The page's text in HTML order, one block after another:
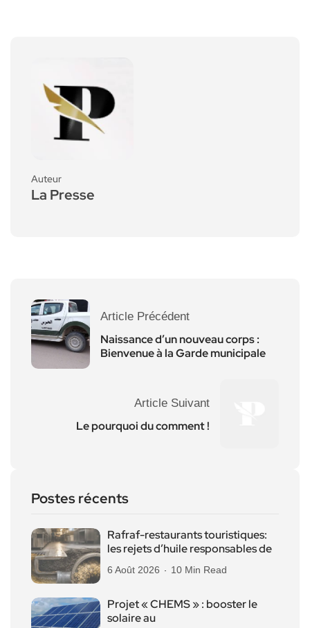
Auteur
La Presse
Article Précédent
Naissance d’un nouveau corps :
Bienvenue à la Garde municipale
Article Suivant
Le pourquoi du comment !
Postes récents
Rafraf-restaurants touristiques:
les rejets d’huile responsables de
6 Août 2026 10 Min Read
Projet « CHEMS » : booster le
solaire au